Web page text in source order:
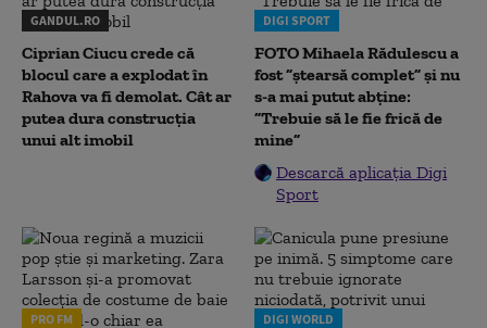
GANDUL.RO
Ciprian Ciucu crede că
blocul care a explodat în
Rahova va fi demolat. Cât ar
putea dura construcția
unui alt imobil
DIGI SPORT
FOTO Mihaela Rădulescu a
fost ”ștearsă complet” și nu
s-a mai putut abține:
”Trebuie să le fie frică de
mine”
Descarcă aplicația Digi
Sport
PRO FM DIGI WORLD